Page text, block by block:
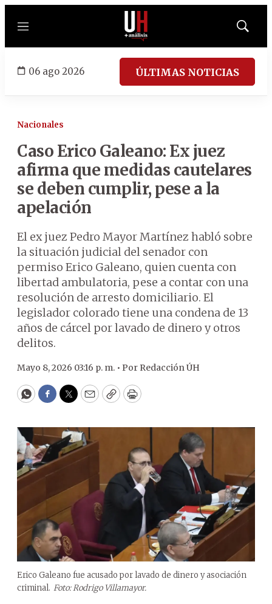
Menú
Mostrar
06 ago 2026 ÚLTIMAS NOTICIAS
Nacionales
Caso Erico Galeano: Ex juez
afirma que medidas cautelares
se deben cumplir, pese a la
apelación
El ex juez Pedro Mayor Martínez habló sobre
la situación judicial del senador con
permiso Erico Galeano, quien cuenta con
libertad ambulatoria, pese a contar con una
resolución de arresto domiciliario. El
legislador colorado tiene una condena de 13
años de cárcel por lavado de dinero y otros
delitos.
Mayo 8, 2026 03:16 p. m. • Por Redacción ÚH
WhatsApp
Facebook
Twitter
EmailCopyPrint
Erico Galeano fue acusado por lavado de dinero y asociación
criminal. Foto: Rodrigo Villamayor.